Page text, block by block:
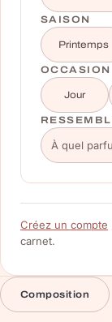
SAISON
Printemps
OCCASION
Jour
Créez un compte
carnet.
Composition